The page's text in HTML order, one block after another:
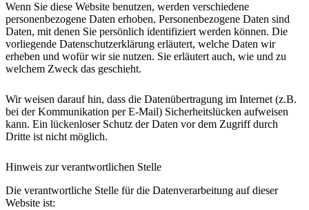
Wenn Sie diese Website benutzen, werden verschiedene
personenbezogene Daten erhoben. Personenbezogene Daten sind
Daten, mit denen Sie persönlich identifiziert werden können. Die
vorliegende Datenschutzerklärung erläutert, welche Daten wir
erheben und wofür wir sie nutzen. Sie erläutert auch, wie und zu
welchem Zweck das geschieht.
Wir weisen darauf hin, dass die Datenübertragung im Internet (z.B.
bei der Kommunikation per E-Mail) Sicherheitslücken aufweisen
kann. Ein lückenloser Schutz der Daten vor dem Zugriff durch
Dritte ist nicht möglich.
Hinweis zur verantwortlichen Stelle
Die verantwortliche Stelle für die Datenverarbeitung auf dieser
Website ist: